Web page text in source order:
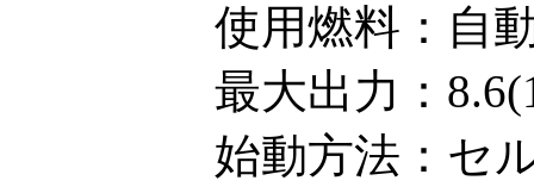
使用燃料：自
最大出力：
始動方法：セ